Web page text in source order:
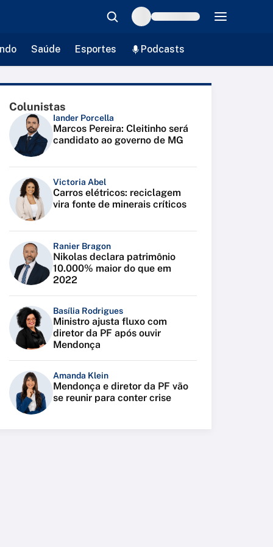
Saúde Esportes Podcasts
Colunistas
Iander Porcella
Marcos Pereira: Cleitinho será
candidato ao governo de MG
Victoria Abel
Carros elétricos: reciclagem
vira fonte de minerais críticos
Ranier Bragon
Nikolas declara patrimônio
10.000% maior do que em
2022
Basília Rodrigues
Ministro ajusta fluxo com
diretor da PF após ouvir
Mendonça
Amanda Klein
Mendonça e diretor da PF vão
se reunir para conter crise